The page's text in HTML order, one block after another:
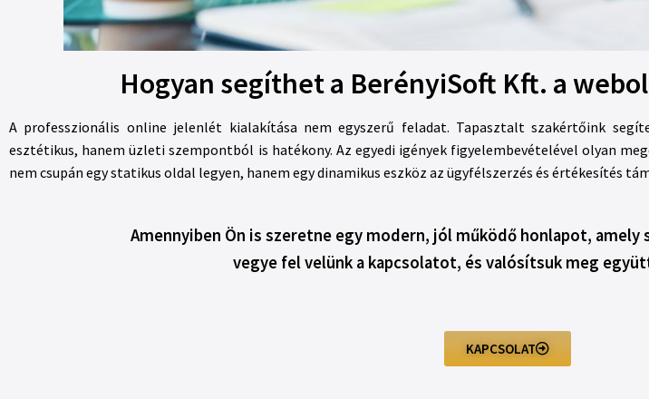
Hogyan segíthet a BerényiSoft Kft. a
A professzionális online jelenlét kialakítása nem egyszerű feladat. Tapasztalt szakértőink
esztétikus, hanem üzleti szempontból is hatékony. Az egyedi igények figyelembevételével olyan
nem csupán egy statikus oldal legyen, hanem egy dinamikus eszköz az ügyfélszerzés és értékesítés
Amennyiben Ön is szeretne egy modern, jól működő honlapot,
vegye fel velünk a kapcsolatot, és valósítsuk meg
KAPCSOLAT